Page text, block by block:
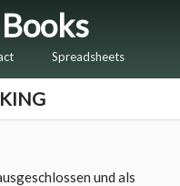
Spreadsheets
und als